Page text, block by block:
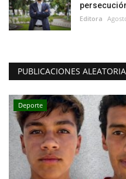
Editora
PUBLICACIONES
Deporte